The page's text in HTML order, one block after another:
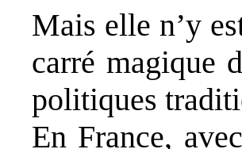
Mais elle n’y
carré magique
politiques
En France,